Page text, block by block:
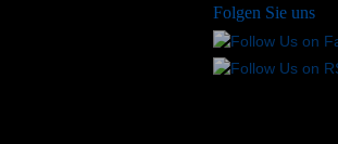
Folgen Sie uns